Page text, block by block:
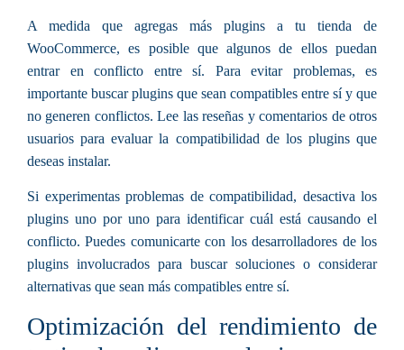
A medida que agregas más plugins a tu tienda de
WooCommerce, es posible que algunos de ellos puedan
entrar en conflicto entre sí. Para evitar problemas, es
importante buscar plugins que sean compatibles entre sí y que
no generen conflictos. Lee las reseñas y comentarios de otros
usuarios para evaluar la compatibilidad de los plugins que
deseas instalar.
Si experimentas problemas de compatibilidad, desactiva los
plugins uno por uno para identificar cuál está causando el
conflicto. Puedes comunicarte con los desarrolladores de los
plugins involucrados para buscar soluciones o considerar
alternativas que sean más compatibles entre sí.
Optimización del rendimiento de